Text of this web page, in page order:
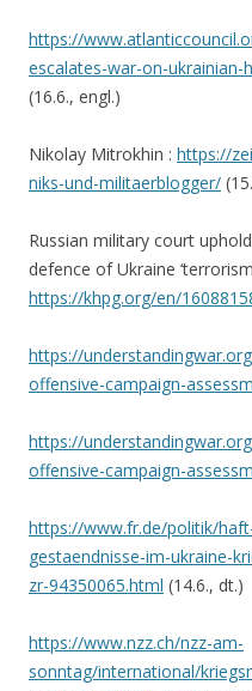
https://
escalates-war-on-
(16.6., engl.)
Nikolay Mitrokhin : https://
niks-und-militaerblogger/
Russian military court
defence of Ukraine
https://khpg.org/en/
https://
offensive-campaign-
https://
offensive-campaign-
https://www.fr.de/politik/
gestaendnisse-im-ukraine-
zr-94350065.html (14.6., dt.)
https://www.nzz.ch/nzz-am-
sonntag/international/